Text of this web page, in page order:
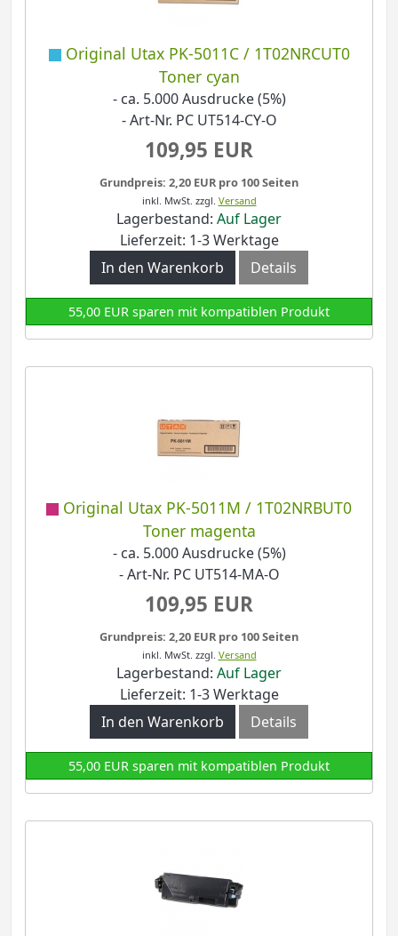
Original Utax PK-5011C / 1T02NRCUT0
Toner cyan
- ca. 5.000 Ausdrucke (5%)
- Art-Nr. PC UT514-CY-O
109,95 EUR
Grundpreis: 2,20 EUR pro 100 Seiten
inkl. MwSt. zzgl. Versand
Lagerbestand: Auf Lager
Lieferzeit: 1-3 Werktage
In den Warenkorb
Details
55,00 EUR sparen mit kompatiblen Produkt
Original Utax PK-5011M / 1T02NRBUT0
Toner magenta
- ca. 5.000 Ausdrucke (5%)
- Art-Nr. PC UT514-MA-O
109,95 EUR
Grundpreis: 2,20 EUR pro 100 Seiten
inkl. MwSt. zzgl. Versand
Lagerbestand: Auf Lager
Lieferzeit: 1-3 Werktage
In den Warenkorb
Details
55,00 EUR sparen mit kompatiblen Produkt